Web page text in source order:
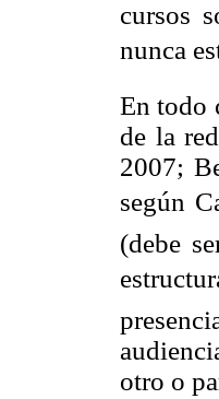
cursos
nunca
En todo
de la
2007;
según
(debe
otro o